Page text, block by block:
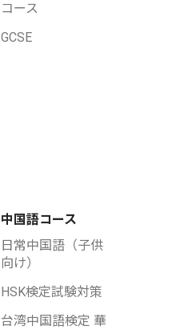
コース
GCSE
中国語コース
日常中国語（子供
向け）
HSK検定試験対策
台湾中国語検定 華